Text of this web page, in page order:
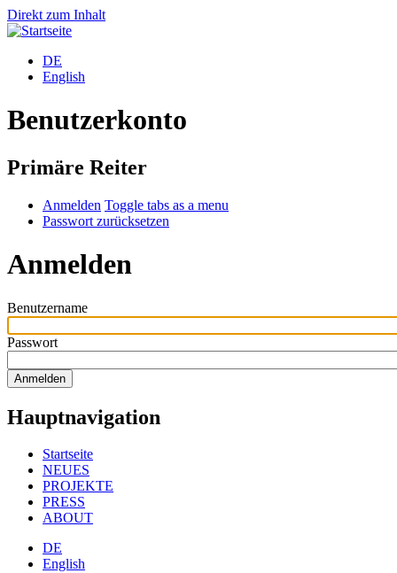
Direkt zum Inhalt
DE
English
Benutzerkonto
Primäre Reiter
Anmelden Toggle tabs as a menu
Passwort zurücksetzen
Anmelden
Benutzername
Passwort
Hauptnavigation
Startseite
NEUES
PROJEKTE
PRESS
ABOUT
DE
English